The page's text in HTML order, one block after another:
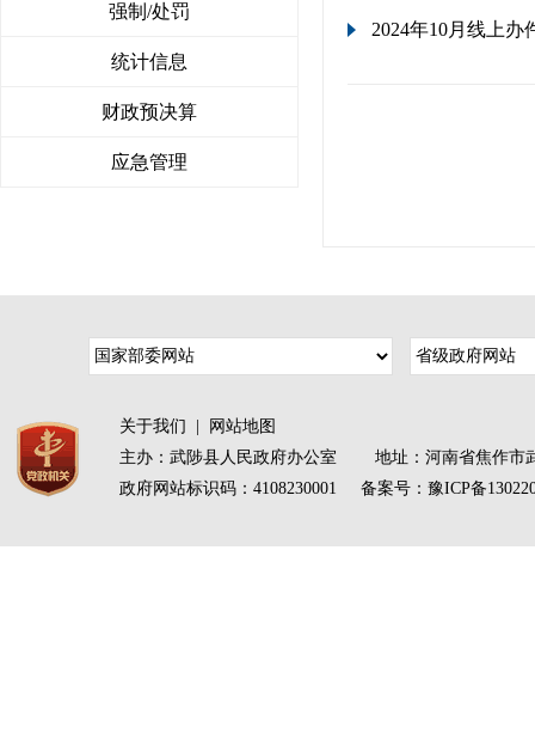
强制/处罚
统计信息
财政预决算
应急管理
2024年10月线上办
关于我们
网站地图
主办：武陟县人民政府办公室 地址：河南省焦作市
政府网站标识码：4108230001 备案号： 豫ICP备